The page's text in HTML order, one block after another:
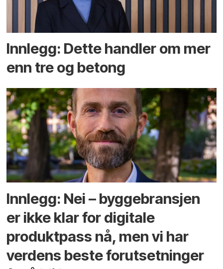
Innlegg: Dette handler om mer
enn tre og betong
Innlegg: Nei – byggebransjen
er ikke klar for digitale
produktpass nå, men vi har
verdens beste forutsetninger